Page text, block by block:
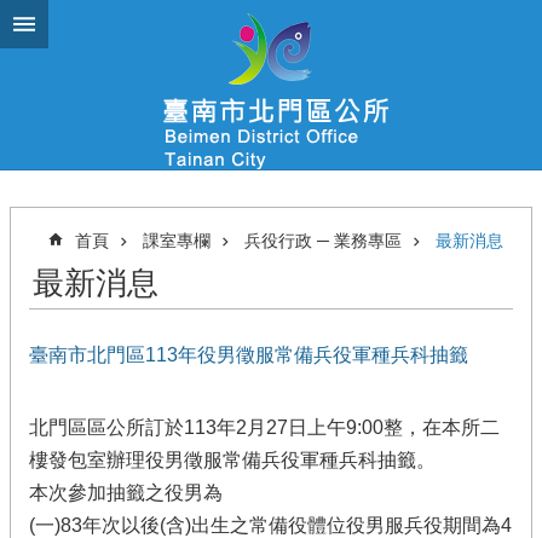
跳到主要內容區塊
首頁 課室專欄 兵役行政 ─ 業務專區 最新消息
最新消息
臺南市北門區113年役男徵服常備兵役軍種兵科抽籤
北門區區公所訂於113年2月27日上午9:00整，在本所二
樓發包室辦理役男徵服常備兵役軍種兵科抽籤。
本次參加抽籤之役男為
(一)83年次以後(含)出生之常備役體位役男服兵役期間為4